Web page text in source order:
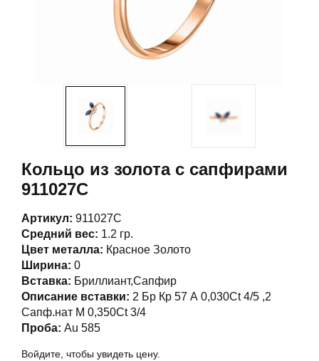
Кольцо из золота с сапфирами
911027С
Артикул: 911027С
Средний вес: 1.2 гр.
Цвет металла: Красное Золото
Ширина: 0
Вставка: Бриллиант,Сапфир
Описание вставки: 2 Бр Кр 57 А 0,030Ct 4/5 ,2
Сапф.нат М 0,350Ct 3/4
Проба: Au 585
Войдите, чтобы увидеть цену.